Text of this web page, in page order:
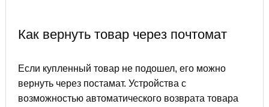
Как вернуть товар через почтомат
Если купленный товар не подошел, его можно
вернуть через постамат. Устройства с
возможностью автоматического возврата товара